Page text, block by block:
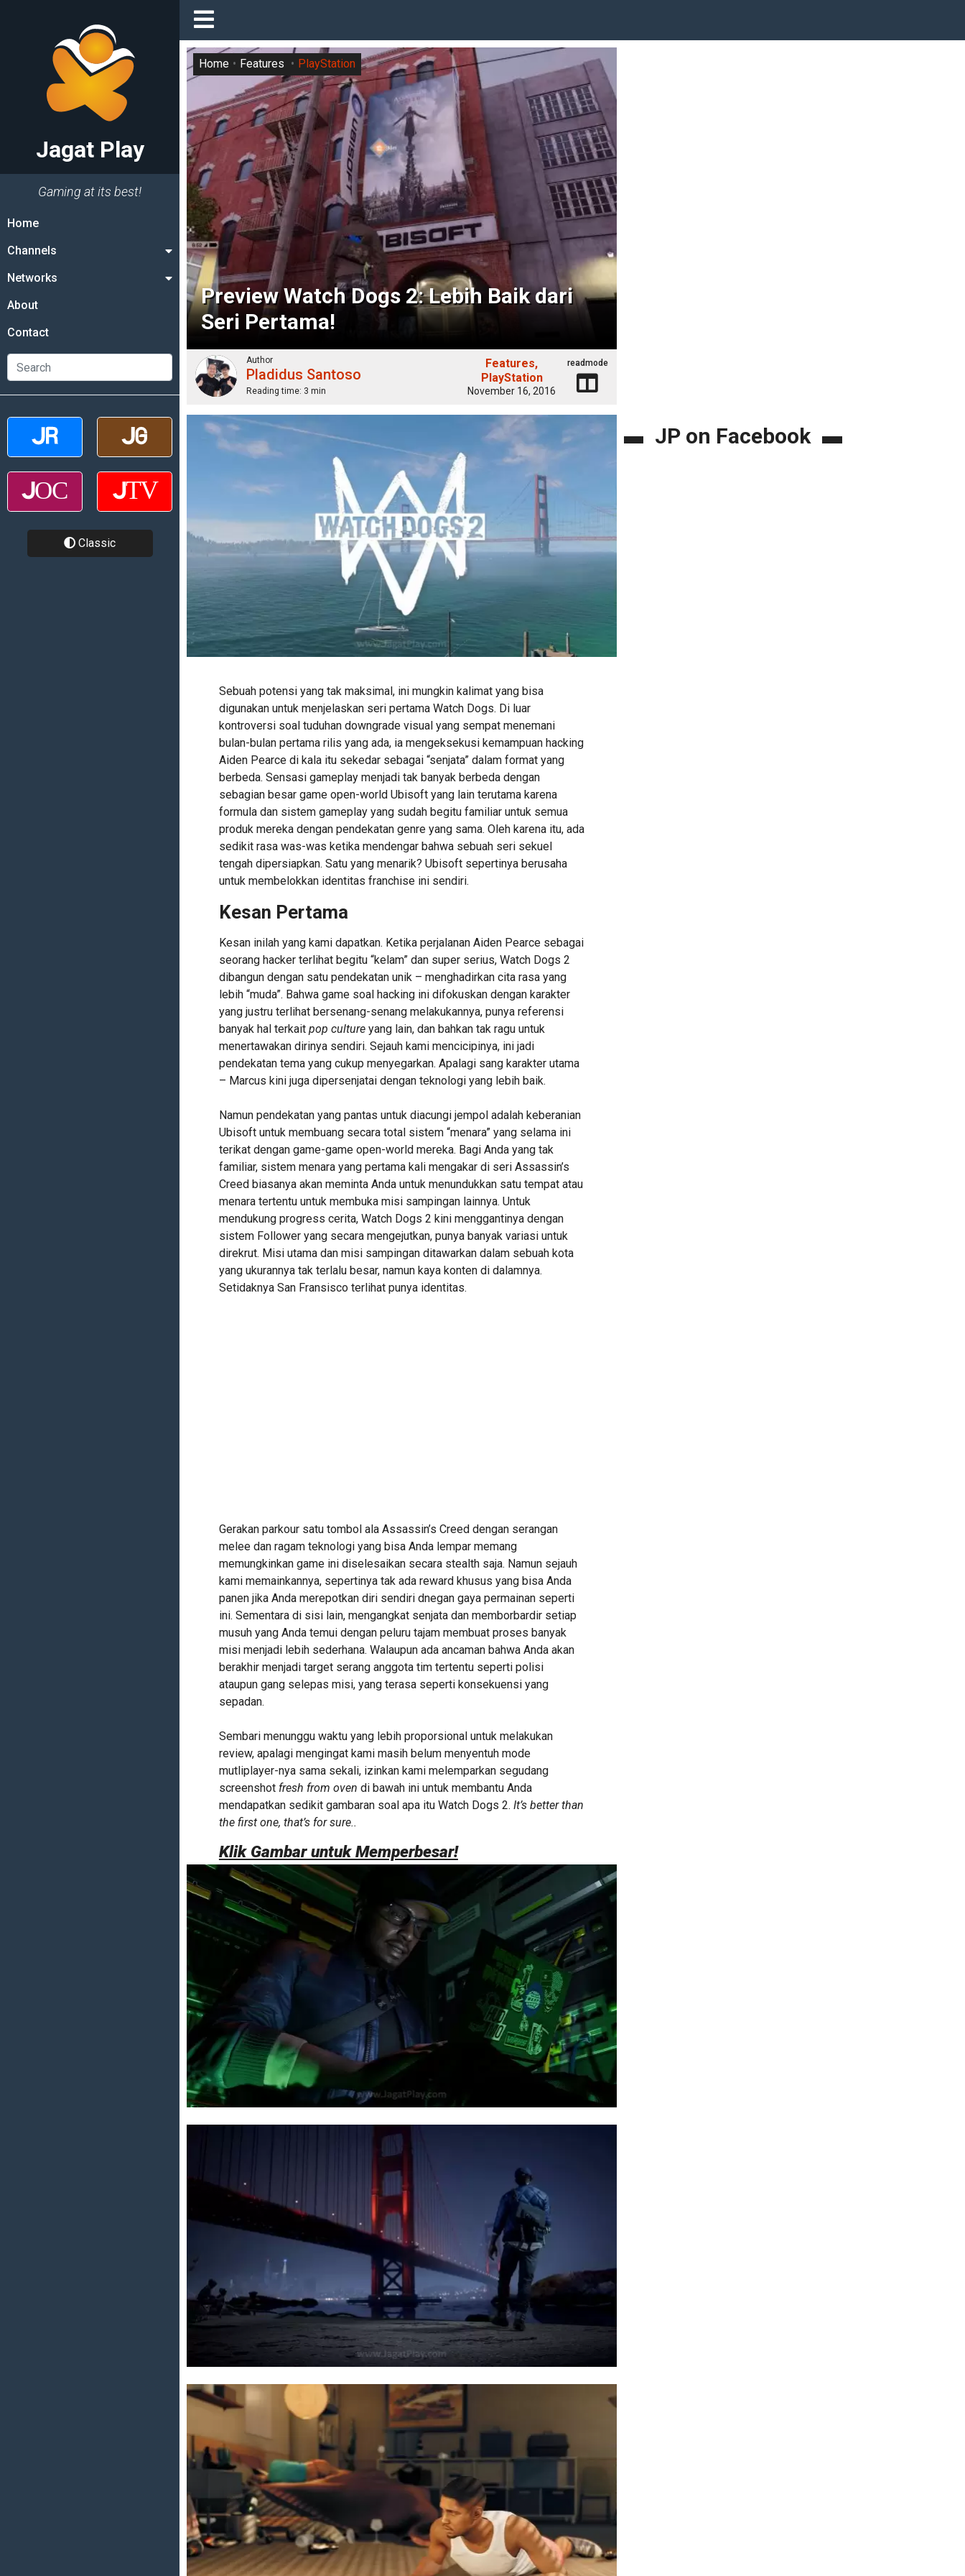
Jagat Play
Gaming at its best!
Home
Channels
Networks
About
Contact
Classic
Preview Watch Dogs 2: Lebih Baik dari
Seri Pertama!
Home Features PlayStation
Author
Pladidus Santoso
Reading time: 3 min
Features
PlayStation
November 16, 2016
readmode
Sebuah potensi yang tak maksimal, ini mungkin kalimat yang bisa
digunakan untuk menjelaskan seri pertama Watch Dogs. Di luar
kontroversi soal tuduhan downgrade visual yang sempat menemani
bulan-bulan pertama rilis yang ada, ia mengeksekusi kemampuan hacking
Aiden Pearce di kala itu sekedar sebagai “senjata” dalam format yang
berbeda. Sensasi gameplay menjadi tak banyak berbeda dengan
sebagian besar game open-world Ubisoft yang lain terutama karena
formula dan sistem gameplay yang sudah begitu familiar untuk semua
produk mereka dengan pendekatan genre yang sama. Oleh karena itu, ada
sedikit rasa was-was ketika mendengar bahwa sebuah seri sekuel
tengah dipersiapkan. Satu yang menarik? Ubisoft sepertinya berusaha
untuk membelokkan identitas franchise ini sendiri.
Kesan Pertama
Kesan inilah yang kami dapatkan. Ketika perjalanan Aiden Pearce sebagai
seorang hacker terlihat begitu “kelam” dan super serius, Watch Dogs 2
dibangun dengan satu pendekatan unik – menghadirkan cita rasa yang
lebih “muda”. Bahwa game soal hacking ini difokuskan dengan karakter
yang justru terlihat bersenang-senang melakukannya, punya referensi
banyak hal terkait pop cultureyang lain, dan bahkan tak ragu untuk
menertawakan dirinya sendiri. Sejauh kami mencicipinya, ini jadi
pendekatan tema yang cukup menyegarkan. Apalagi sang karakter utama
– Marcus kini juga dipersenjatai dengan teknologi yang lebih baik.
Namun pendekatan yang pantas untuk diacungi jempol adalah keberanian
Ubisoft untuk membuang secara total sistem “menara” yang selama ini
terikat dengan game-game open-world mereka. Bagi Anda yang tak
familiar, sistem menara yang pertama kali mengakar di seri Assassin’s
Creed biasanya akan meminta Anda untuk menundukkan satu tempat atau
menara tertentu untuk membuka misi sampingan lainnya. Untuk
mendukung progress cerita, Watch Dogs 2 kini menggantinya dengan
sistem Follower yang secara mengejutkan, punya banyak variasi untuk
direkrut. Misi utama dan misi sampingan ditawarkan dalam sebuah kota
yang ukurannya tak terlalu besar, namun kaya konten di dalamnya.
Setidaknya San Fransisco terlihat punya identitas.
Gerakan parkour satu tombol ala Assassin’s Creed dengan serangan
melee dan ragam teknologi yang bisa Anda lempar memang
memungkinkan game ini diselesaikan secara stealth saja. Namun sejauh
kami memainkannya, sepertinya tak ada reward khusus yang bisa Anda
panen jika Anda merepotkan diri sendiri dnegan gaya permainan seperti
ini. Sementara di sisi lain, mengangkat senjata dan memborbardir setiap
musuh yang Anda temui dengan peluru tajam membuat proses banyak
misi menjadi lebih sederhana. Walaupun ada ancaman bahwa Anda akan
berakhir menjadi target serang anggota tim tertentu seperti polisi
ataupun gang selepas misi, yang terasa seperti konsekuensi yang
sepadan.
Sembari menunggu waktu yang lebih proporsional untuk melakukan
review, apalagi mengingat kami masih belum menyentuh mode
mutliplayer-nya sama sekali, izinkan kami melemparkan segudang
screenshot fresh from oven di bawah ini untuk membantu Anda
mendapatkan sedikit gambaran soal apa itu Watch Dogs 2. It’s better than
the first one, that’s for sure..
Klik Gambar untuk Memperbesar!
JP on Facebook